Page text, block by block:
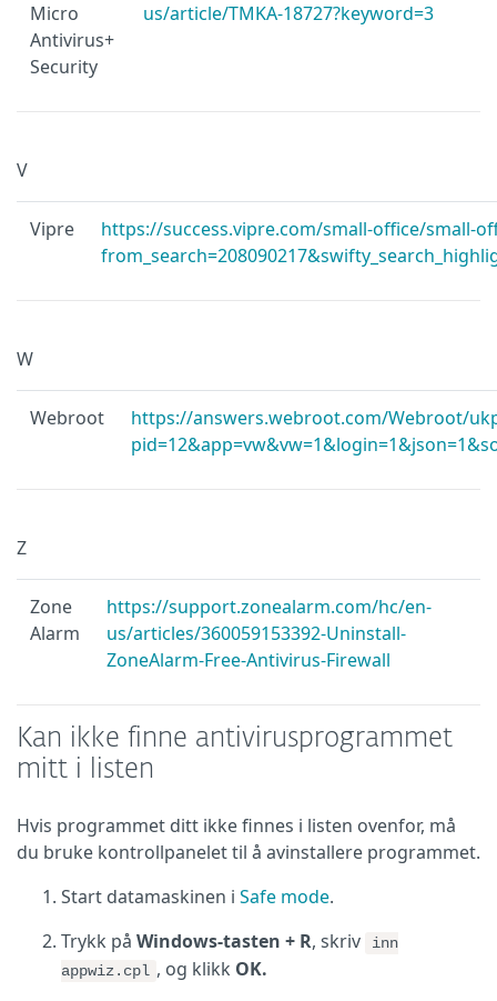
Micro
Antivirus+
Security
us/article/TMKA-18727?keyword=3
V
Vipre
https://success.vipre.com/small-office/small-
W
Webroot
https://answers.webroot.com/Webroot/
Z
Zone
Alarm
https://support.zonealarm.com/hc/en-
us/articles/360059153392-Uninstall-
ZoneAlarm-Free-Antivirus-Firewall
Kan ikke finne antivirusprogrammet
mitt i listen
Hvis programmet ditt ikke finnes i listen ovenfor, må
du bruke kontrollpanelet til å avinstallere programmet.
Start datamaskinen i Safe mode.
Trykk på Windows-tasten + R, skriv
inn
appwiz.cpl , og klikk OK.